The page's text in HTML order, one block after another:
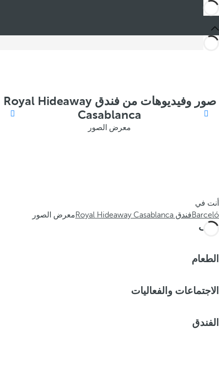
صور وفيديوهات من فندق Royal Hideaway
Casablanca
معرض الصور
أنت في
Barcelóفندق Royal Hideaway Casablanca معرض الصور
غرف
الطعام
الاجتماعات والفعاليات
الفندق